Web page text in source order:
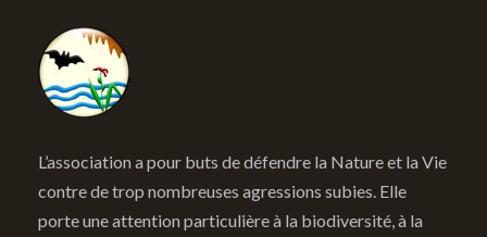
L’association a pour buts de défendre la Nature et la Vie
contre de trop nombreuses agressions subies. Elle
porte une attention particulière à la biodiversité, à la